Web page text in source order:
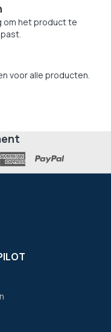
om het product te
voor alle producten.